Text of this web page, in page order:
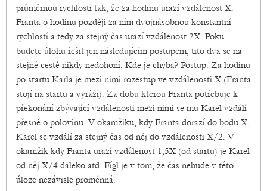
průměrnou rychlostí tak, že za hodinu urazí vzdálenost X.
Franta o hodinu později za ním dvojnásobnou konstantní
rychlostí a tedy za stejný čas urazí vzdálenost 2X. Poku
budete úlohu řešit jen následujícím postupem, tito dva se na
stejné cestě nikdy nedohoní. Kde je chyba? Postup: Za hodinu
po startu Karla je mezi nimi rozestup ve vzdálenosti X (Franta
stojí na startu a vyráží). Za dobu kterou Franta potřebuje k
překonání zbývající vzdálenosti mezi nimi se mu Karel vzdálí
přesně o polovinu. V okamžiku, kdy Franta dorazí do bodu X,
Karel se vzdálí za stejný čas od něj do vzdálenosti X/2. V
okamžik kdy Franta urazí vzdálenost 1,5X (od startu) je Karel
od něj X/4 daleko atd. Fígl je v tom, že čas nebude v této
úloze nezávisle proměnná.